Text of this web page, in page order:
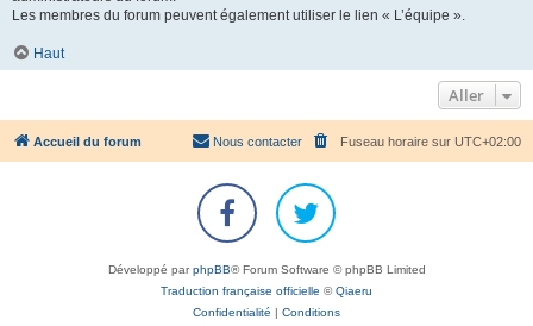
Les membres du forum peuvent également utiliser le lien « L’équipe ».
Haut
Aller
Accueil du forum Fuseau horaire sur UTC+02:00
Nous contacter
Développé parphpBB® Forum Software © phpBB Limited
Traduction française officielle ©Qiaeru
Confidentialité
Conditions